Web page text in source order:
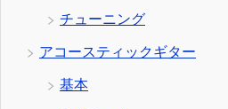
チューニング
アコースティックギター
基本